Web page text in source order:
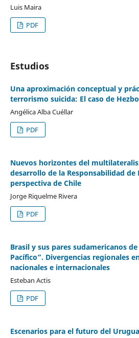
Luis Maira
PDF
Estudios
Una aproximación conceptual y
terrorismo suicida: El caso de
Angélica Alba Cuéllar
PDF
Nuevos horizontes del
desarrollo de la Responsabilidad de
perspectiva de Chile
Jorge Riquelme Rivera
PDF
Brasil y sus pares sudamericanos
Pacífico”. Divergencias regionales
nacionales e internacionales
Esteban Actis
PDF
Escenarios para el futuro del